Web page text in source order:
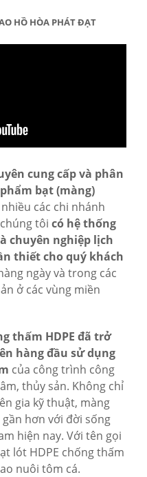
HỒ HÒA PHÁT ĐẠT
cung cấp và phân
bạt (màng)
các chi nhánh
tôi có hệ thống
chuyên nghiệp lịch
thiết cho quý khách
ngày và trong các
ở các vùng miền
thấm HDPE đã trở
hàng đầu sử dụng
của công trình công
thủy sản. Không chỉ
gia kỹ thuật, màng
hơn với đời sống
hiện nay. Với tên gọi
lót HDPE chống thấm
nuôi tôm cá.